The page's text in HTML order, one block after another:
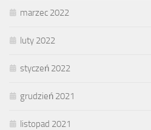
marzec 2022
luty 2022
styczeń 2022
grudzień 2021
listopad 2021